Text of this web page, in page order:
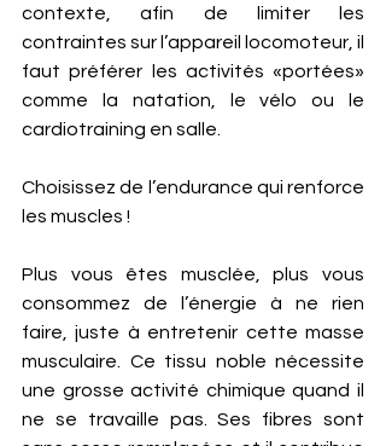
contexte, afin de limiter les
contraintes sur l’appareil locomoteur, il
faut préférer les activités «portées»
comme la natation, le vélo ou le
cardiotraining en salle.
Choisissez de l’endurance qui renforce
les muscles !
Plus vous êtes musclée, plus vous
consommez de l’énergie à ne rien
faire, juste à entretenir cette masse
musculaire. Ce tissu noble nécessite
une grosse activité chimique quand il
ne se travaille pas. Ses fibres sont